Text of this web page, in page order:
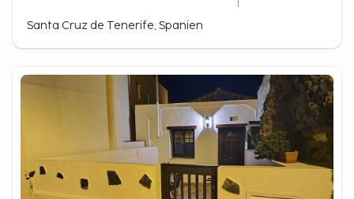
Santa Cruz de Tenerife, Spanien